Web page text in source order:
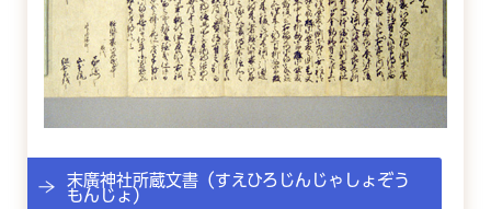
末廣神社所蔵文書（すえひろじんじゃしょぞう
もんじょ）